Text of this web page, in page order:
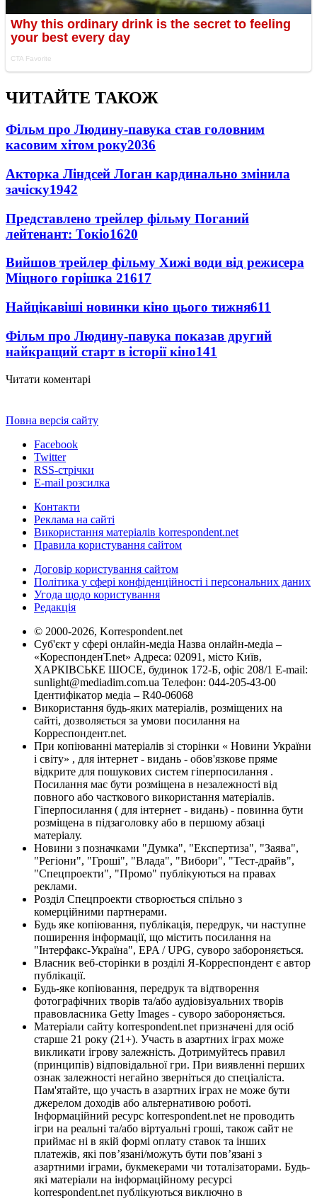
ЧИТАЙТЕ ТАКОЖ
Фільм про Людину-павука став головним
касовим хітом року2036
Акторка Ліндсей Логан кардинально змінила
зачіску1942
Представлено трейлер фільму Поганий
лейтенант: Токіо1620
Вийшов трейлер фільму Хижі води від режисера
Міцного горішка 21617
Найцікавіші новинки кіно цього тижня611
Фільм про Людину-павука показав другий
найкращий старт в історії кіно141
Читати коментарі
Повна версія сайту
Facebook
Twitter
RSS-стрічки
E-mail розсилка
Контакти
Реклама на сайті
Використання матеріалів korrespondent.net
Правила користування сайтом
Договір користування сайтом
Політика у сфері конфіденційності і персональних даних
Угода щодо користування
Редакція
© 2000-2026, Korrespondent.net
Суб'єкт у сфері онлайн-медіа Назва онлайн-медіа –
«КореспонденТ.net» Адреса: 02091, місто Київ,
ХАРКІВСЬКЕ ШОСЕ, будинок 172-Б, офіс 208/1 E-mail:
sunlight@mediadim.com.ua Телефон: 044-205-43-00
Ідентифікатор медіа – R40-06068
Використання будь-яких матеріалів, розміщених на
сайті, дозволяється за умови посилання на
Корреспондент.net.
При копіюванні матеріалів зі сторінки « Новини України
і світу» , для інтернет - видань - обов'язкове пряме
відкрите для пошукових систем гіперпосилання .
Посилання має бути розміщена в незалежності від
повного або часткового використання матеріалів.
Гіперпосилання ( для інтернет - видань) - повинна бути
розміщена в підзаголовку або в першому абзаці
матеріалу.
Новини з позначками "Думка", "Експертиза", "Заява",
"Регіони", "Гроші", "Влада", "Вибори", "Тест-драйв",
"Спецпроекти", "Промо" публікуються на правах
реклами.
Розділ Спецпроекти створюється спільно з
комерційними партнерами.
Будь яке копіювання, публікація, передрук, чи наступне
поширення інформації, що містить посилання на
"Інтерфакс-Україна", EPA / UPG, суворо забороняється.
Власник веб-сторінки в розділі Я-Корреспондент є автор
публікації.
Будь-яке копіювання, передрук та відтворення
фотографічних творів та/або аудіовізуальних творів
правовласника Getty Images - суворо забороняється.
Матеріали сайту korrespondent.net призначені для осіб
старше 21 року (21+). Участь в азартних іграх може
викликати ігрову залежність. Дотримуйтесь правил
(принципів) відповідальної гри. При виявленні перших
ознак залежності негайно зверніться до спеціаліста.
Пам'ятайте, що участь в азартних іграх не може бути
джерелом доходів або альтернативою роботі.
Інформаційний ресурс korrespondent.net не проводить
ігри на реальні та/або віртуальні гроші, також сайт не
приймає ні в якій формі оплату ставок та інших
платежів, які пов’язані/можуть бути пов’язані з
азартними іграми, букмекерами чи тоталізаторами. Будь-
які матеріали на інформаційному ресурсі
korrespondent.net публікуються виключно в